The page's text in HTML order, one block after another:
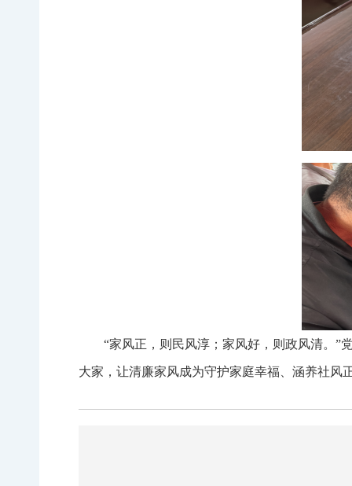
“家风正，则民风淳；家风好，则政风清。”
大家，让清廉家风成为守护家庭幸福、涵养社风